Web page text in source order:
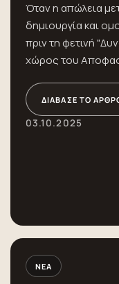
Όταν η απώλεια
δημιουργία και
πριν τη φετινή
χώρος του
ΔΙΆΒΑΣΕ ΤΟ
03.10.2025
ΝΈΑ